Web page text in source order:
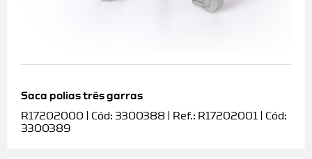
Saca polias três garras
R17202000 | Cód: 3300388 | Ref.: R17202001 | Cód:
3300389